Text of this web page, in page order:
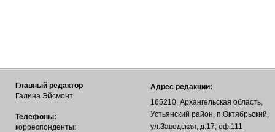
Главный редактор
Галина Эйсмонт
Телефоны:
корреспонденты:
Адрес редакции:
165210, Архангельская область,
Устьянский район, п.Октябрьский,
ул.Заводская, д.17, оф.111